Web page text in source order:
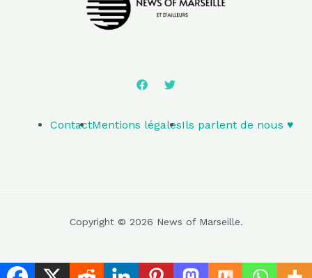
ContactMentions légalesIls parlent de nous ♥️
Copyright © 2026 News of Marseille.